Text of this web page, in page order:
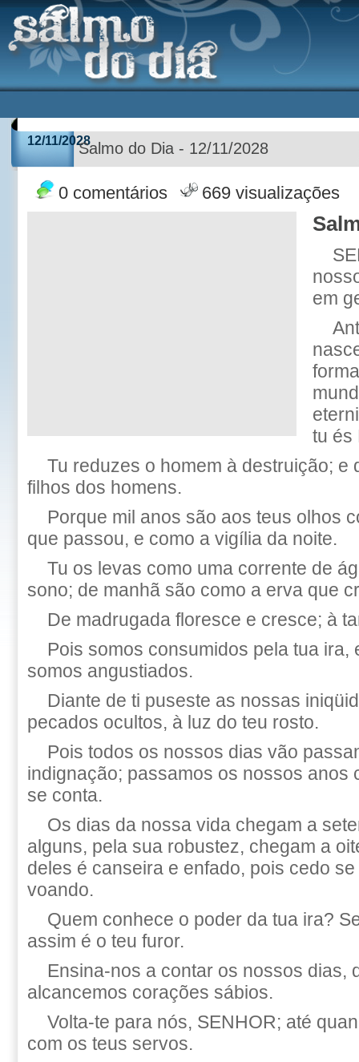
12/11/2028Salmo do Dia - 12/11/2028
0 comentários 669 visualizações
em
tu és
Tu reduzes o homem à destruição; e
filhos dos homens.
Porque mil anos são aos teus olhos
que passou, e como a vigília da noite.
Tu os levas como uma corrente de
sono; de manhã são como a erva que
De madrugada floresce e cresce; à
Pois somos consumidos pela tua ira,
somos angustiados.
Diante de ti puseste as nossas
pecados ocultos, à luz do teu rosto.
Pois todos os nossos dias vão
indignação; passamos os nossos anos
se conta.
Os dias da nossa vida chegam a
alguns, pela sua robustez, chegam a
deles é canseira e enfado, pois cedo
voando.
Quem conhece o poder da tua ira?
assim é o teu furor.
Ensina-nos a contar os nossos dias,
alcancemos corações sábios.
Volta-te para nós, SENHOR; até
com os teus servos.